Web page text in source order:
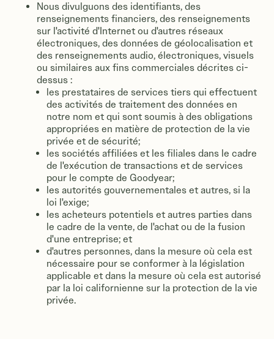
Nous divulguons des identifiants, des
renseignements financiers, des renseignements
sur l'activité d'Internet ou d'autres réseaux
électroniques, des données de géolocalisation et
des renseignements audio, électroniques, visuels
ou similaires aux fins commerciales décrites ci-
dessus :
les prestataires de services tiers qui effectuent
des activités de traitement des données en
notre nom et qui sont soumis à des obligations
appropriées en matière de protection de la vie
privée et de sécurité;
les sociétés affiliées et les filiales dans le cadre
de l'exécution de transactions et de services
pour le compte de Goodyear;
les autorités gouvernementales et autres, si la
loi l'exige;
les acheteurs potentiels et autres parties dans
le cadre de la vente, de l'achat ou de la fusion
d'une entreprise; et
d'autres personnes, dans la mesure où cela est
nécessaire pour se conformer à la législation
applicable et dans la mesure où cela est autorisé
par la loi californienne sur la protection de la vie
privée.